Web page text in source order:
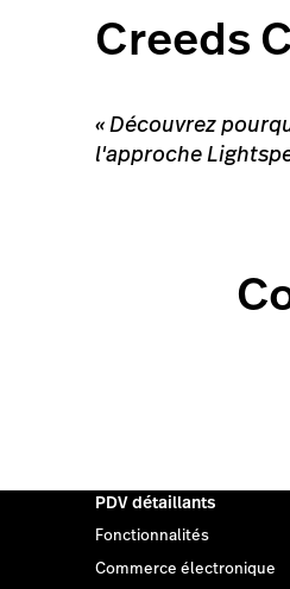
Creeds
«Découvrez
l'approche
PDV détaillants
Fonctionnalités
Commerce électronique